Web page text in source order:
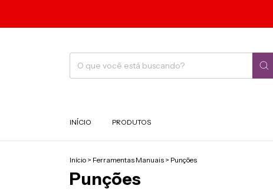
INÍCIO PRODUTOS
Início > Ferramentas Manuais > Punções
Punções